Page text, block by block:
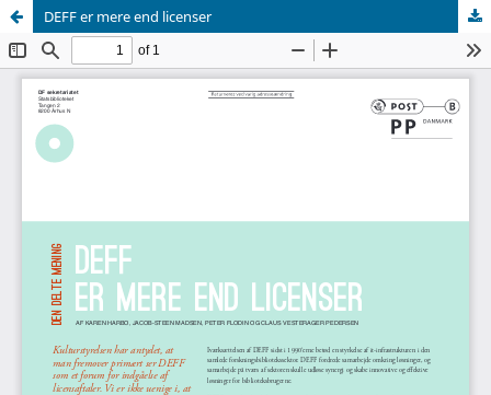
DEFF er mere end licenser